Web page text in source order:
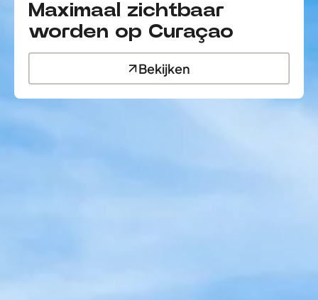
Maximaal zichtbaar
worden op Curaçao
Bekijken